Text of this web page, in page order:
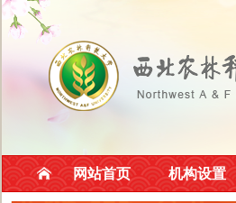
网站首页 机构设置